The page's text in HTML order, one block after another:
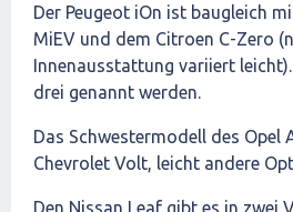
Der Peugeot iOn ist baugleich
MiEV und dem Citroen C-Zero
Innenausstattung variiert
drei genannt werden.
Das Schwestermodell des Opel
Chevrolet Volt, leicht andere
Den Nissan Leaf gibt es in zwei